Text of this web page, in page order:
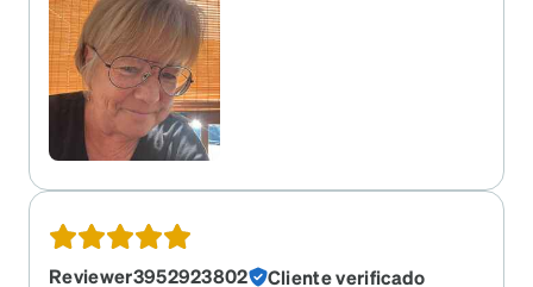
Reviewer3952923802
Cliente verificado